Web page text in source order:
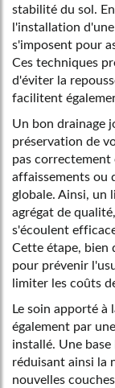
stabilité du sol.
l'installation
s'imposent pour
Ces techniques
d'éviter la
facilitent
Un bon drainage
préservation de
pas correctement
affaissements ou
globale. Ainsi, un
agrégat de
s'écoulent
Cette étape, bien
pour prévenir
limiter les coûts
Le soin apporté
également par
installé. Une
réduisant ainsi la
nouvelles